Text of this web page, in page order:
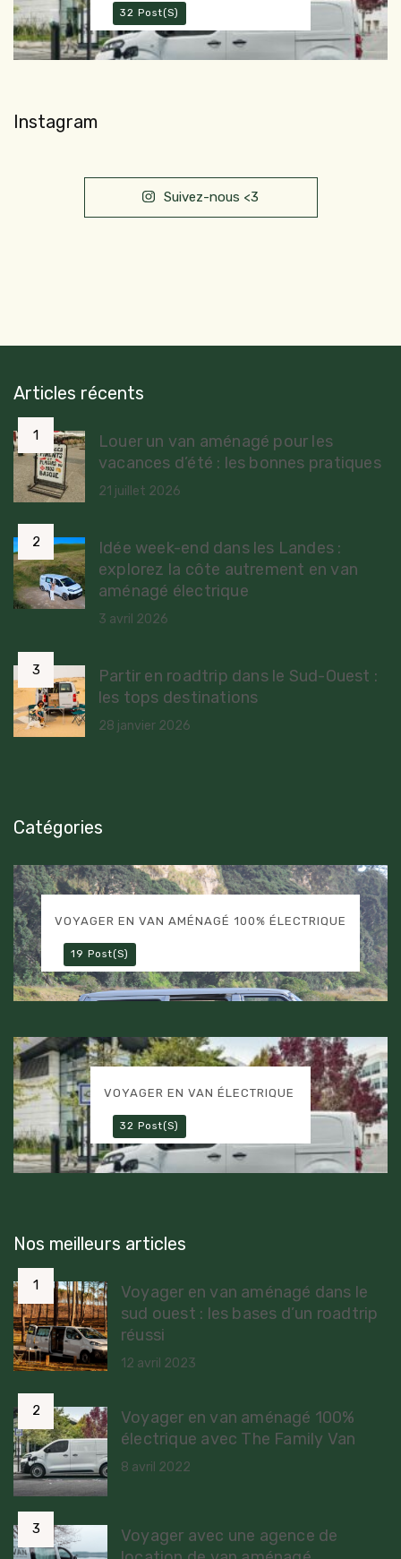
32 Post(s)
Instagram
Suivez-nous <3
Articles récents
Louer un van aménagé pour les
vacances d’été : les bonnes pratiques
21 juillet 2026
Idée week-end dans les Landes :
explorez la côte autrement en van
aménagé électrique
3 avril 2026
Partir en roadtrip dans le Sud-Ouest :
les tops destinations
28 janvier 2026
Catégories
VOYAGER EN VAN AMÉNAGÉ 100% ÉLECTRIQUE
19 Post(s)
VOYAGER EN VAN ÉLECTRIQUE
32 Post(s)
Nos meilleurs articles
Voyager en van aménagé dans le
sud ouest : les bases d’un roadtrip
réussi
12 avril 2023
Voyager en van aménagé 100%
électrique avec The Family Van
8 avril 2022
Voyager avec une agence de